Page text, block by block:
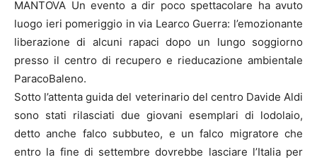
MANTOVA Un evento a dir poco spettacolare ha avuto
luogo ieri pomeriggio in via Learco Guerra: l’emozionante
liberazione di alcuni rapaci dopo un lungo soggiorno
presso il centro di recupero e rieducazione ambientale
ParacoBaleno.
Sotto l’attenta guida del veterinario del centro Davide Aldi
sono stati rilasciati due giovani esemplari di lodolaio,
detto anche falco subbuteo, e un falco migratore che
entro la fine di settembre dovrebbe lasciare l’Italia per